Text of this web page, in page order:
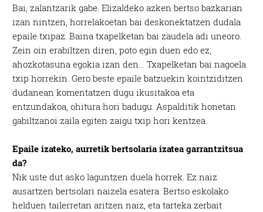
Bai, zalantzarik gabe. Elizaldeko azken bertso bazkarian
izan nintzen, horrelakoetan bai deskonektatzen dudala
epaile txipaz. Baina txapelketan bai zaudela adi uneoro.
Zein oin erabiltzen diren, poto egin duen edo ez,
ahozkotasuna egokia izan den… Txapelketan bai nagoela
txip horrekin. Gero beste epaile batzuekin kointziditzen
dudanean komentatzen dugu ikusitakoa eta
entzundakoa, ohitura hori badugu. Aspalditik honetan
gabiltzanoi zaila egiten zaigu txip hori kentzea.
Epaile izateko, aurretik bertsolaria izatea garrantzitsua
da?
Nik uste dut asko laguntzen duela horrek. Ez naiz
ausartzen bertsolari naizela esatera. Bertso eskolako
helduen tailerretan aritzen naiz, eta tarteka zerbait